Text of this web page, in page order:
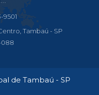
9501
Tambaú - SP
088
de Tambaú - SP